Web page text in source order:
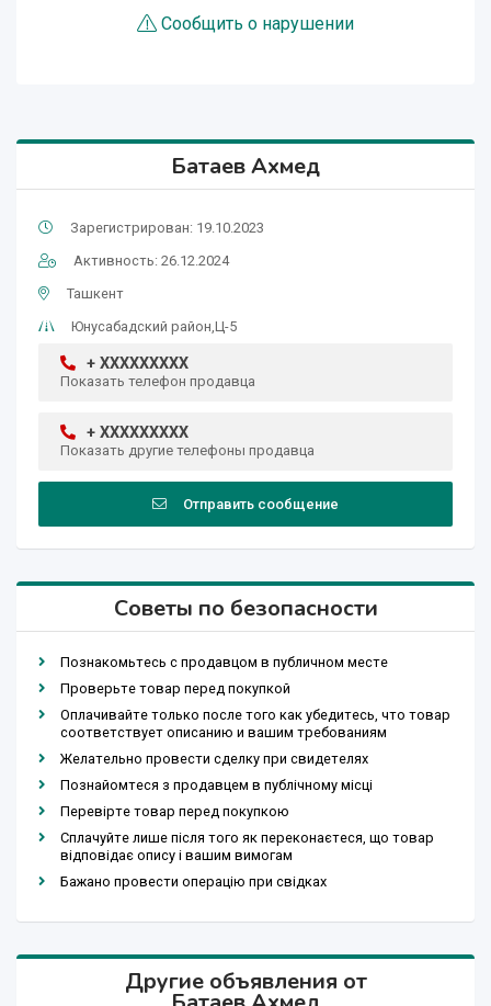
Сообщить о нарушении
Батаев Ахмед
Зарегистрирован: 19.10.2023
Активность: 26.12.2024
Ташкент
Юнусабадский район,Ц-5
+ XXXXXXXXX
Показать телефон продавца
+ XXXXXXXXX
Показать другие телефоны продавца
Отправить сообщение
Советы по безопасности
Познакомьтесь с продавцом в публичном месте
Проверьте товар перед покупкой
Оплачивайте только после того как убедитесь, что товар
соответствует описанию и вашим требованиям
Желательно провести сделку при свидетелях
Познайомтеся з продавцем в публічному місці
Перевірте товар перед покупкою
Сплачуйте лише після того як переконаєтеся, що товар
відповідає опису і вашим вимогам
Бажано провести операцію при свідках
Другие объявления от